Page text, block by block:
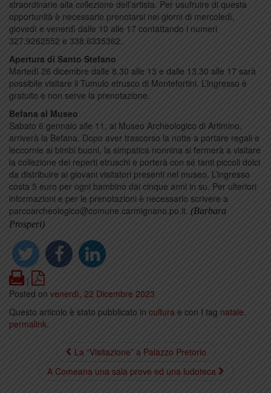
straordinarie alla collezione dell’artista. Per usufruire di questa
opportunità è necessario prenotarsi nei giorni di mercoledì,
giovedì e venerdì dalle 10 alle 17 contattando i numeri
327.9262552 e 338.6335362.
Apertura di Santo Stefano
Martedì 26 dicembre dalle 8.30 alle 13 e dalle 13.30 alle 17 sarà
possibile visitare il Tumulo etrusco di Montefortini. L’ingresso è
gratuito e non serve la prenotazione.
Befana al Museo
Sabato 6 gennaio alle 11, al Museo Archeologico di Artimino,
arriverà la Befana. Dopo aver trascorso la notte a portare regali e
leccornie ai bimbi buoni, la simpatica nonnina si fermerà a visitare
la collezione dei reperti etruschi e porterà con sé tanti piccoli dolci
da distribuire ai giovani visitatori presenti nel museo. L’ingresso
costa 5 euro per ogni bambino dai cinque anni in su. Per ulteriori
informazioni e per le prenotazioni è necessario scrivere a
parcoarcheologico@comune.carmignano.po.it. (Barbara
Prosperi)
Print
|
Posted on venerdì, 22 Dicembre 2023
Questo articolo è stato pubblicato in cultura e con I tag natale.
permalink.
La “Visitazione” a Palazzo Pretorio
A Comeana una sala prove ed una ludoteca